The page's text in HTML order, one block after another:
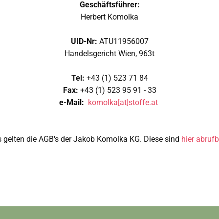
Geschäftsführer:
Herbert Komolka
UID-Nr: ATU11956007
Handelsgericht Wien, 963t
Tel: +43 (1) 523 71 84
Fax: +43 (1) 523 95 91 - 33
e-Mail: komolka[at]stoffe.at
gelten die AGB's der Jakob Komolka KG. Diese sind hier